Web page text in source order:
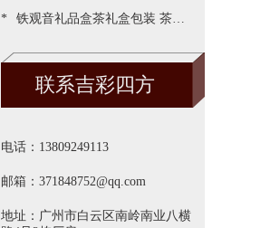
[吉彩四方]新闻
的包装盒型有哪些呢？[吉彩四
方]
* 铁观音礼品盒茶礼盒包装 茶叶
包装盒礼盒定制厂家[吉彩四
联系吉彩四方
电话：13809249113
邮箱：371848752@qq.com
地址：广州市白云区南岭南业八横